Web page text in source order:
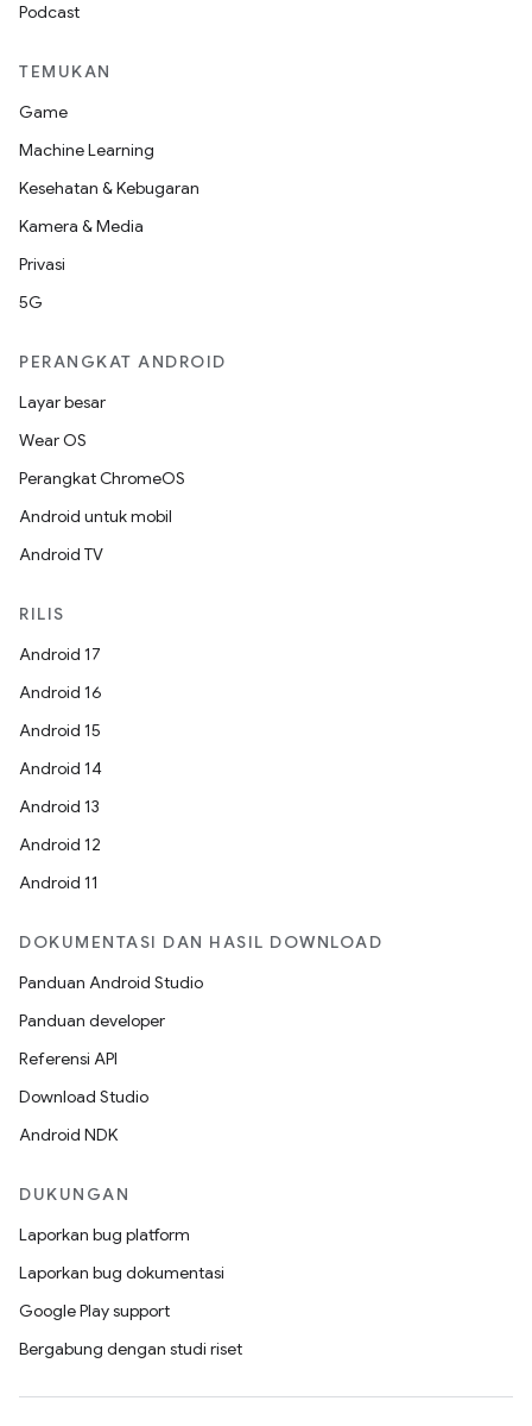
Podcast
TEMUKAN
Game
Machine Learning
Kesehatan & Kebugaran
Kamera & Media
Privasi
5G
PERANGKAT ANDROID
Layar besar
Wear OS
Perangkat ChromeOS
Android untuk mobil
Android TV
RILIS
Android 17
Android 16
Android 15
Android 14
Android 13
Android 12
Android 11
DOKUMENTASI DAN HASIL DOWNLOAD
Panduan Android Studio
Panduan developer
Referensi API
Download Studio
Android NDK
DUKUNGAN
Laporkan bug platform
Laporkan bug dokumentasi
Google Play support
Bergabung dengan studi riset